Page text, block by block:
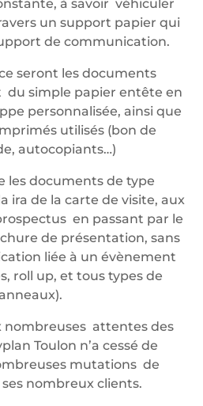
à savoir véhiculer
un support papier qui
de communication.
seront les documents
du simple papier entête en
personnalisée, ainsi que
utilisés (bon de
autocopiants…)
les documents de type
ira de la carte de visite, aux
en passant par le
de présentation, sans
liée à un évènement
roll up, et tous types de
nombreuses attentes des
Toulon n’a cessé de
mutations de
nombreux clients.